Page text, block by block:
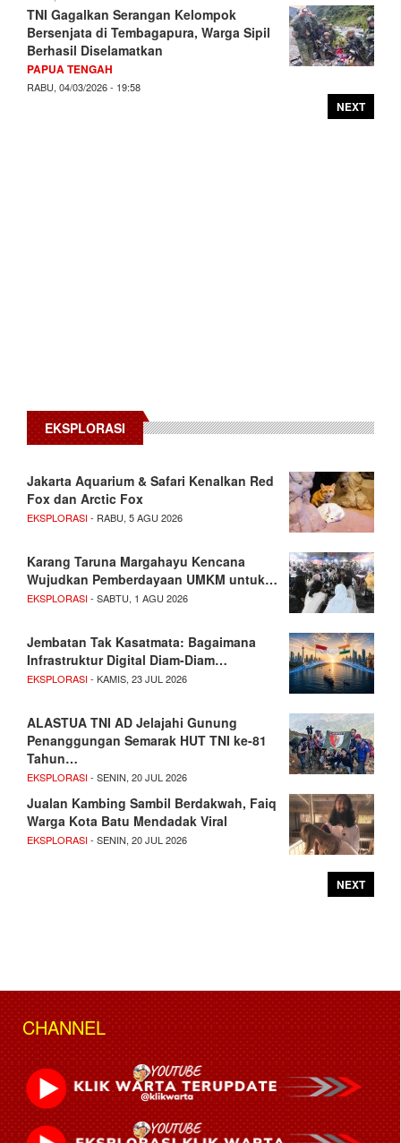
TNI Gagalkan Serangan Kelompok
Bersenjata di Tembagapura, Warga Sipil
Berhasil Diselamatkan
PAPUA TENGAH
RABU, 04/03/2026 - 19:58
NEXT
EKSPLORASI
Jakarta Aquarium & Safari Kenalkan Red
Fox dan Arctic Fox
EKSPLORASI- RABU, 5 AGU 2026
Karang Taruna Margahayu Kencana
Wujudkan Pemberdayaan UMKM untuk…
EKSPLORASI- SABTU, 1 AGU 2026
Jembatan Tak Kasatmata: Bagaimana
Infrastruktur Digital Diam-Diam…
EKSPLORASI- KAMIS, 23 JUL 2026
ALASTUA TNI AD Jelajahi Gunung
Penanggungan Semarak HUT TNI ke-81
Tahun…
EKSPLORASI- SENIN, 20 JUL 2026
Jualan Kambing Sambil Berdakwah, Faiq
Warga Kota Batu Mendadak Viral
EKSPLORASI- SENIN, 20 JUL 2026
NEXT
CHANNEL